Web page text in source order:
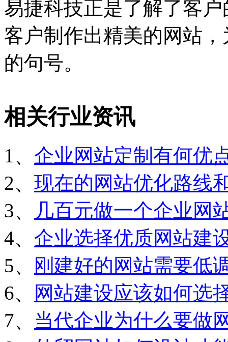
易捷科技正是了解了客
客户制作出精美的网站
的句号。
相关行业资讯
1、 企业网站定制有何优
2、 现在的网站优化路线
3、
几百元做一个企业网
4、 企业选择优质网站建
5、
刚建好的网站需要低
6、
网站建设应该如何选
7、 当代企业为什么要做